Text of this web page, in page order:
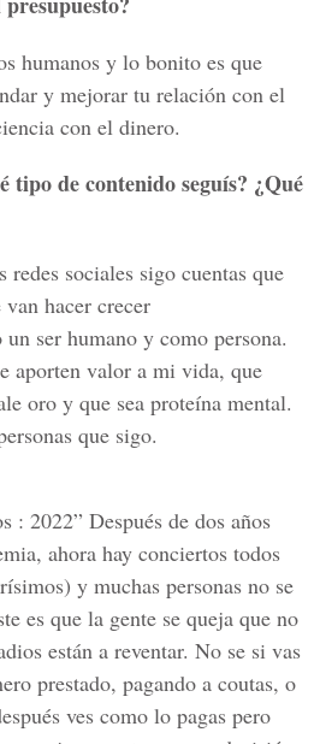
humanos y lo bonito es que
y mejorar tu relación con el
con el dinero.
de contenido seguís? ¿Qué
redes sociales sigo cuentas que
hacer crecer
ser humano y como persona.
aporten valor a mi vida, que
oro y que sea proteína mental.
que sigo.
: 2022” Después de dos años
ahora hay conciertos todos
y muchas personas no se
es que la gente se queja que no
están a reventar. No se si vas
prestado, pagando a coutas, o
ves como lo pagas pero